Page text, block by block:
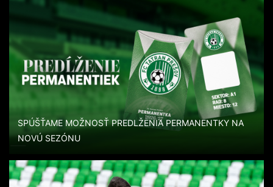
SPÚŠŤAME MOŽNOSŤ PREDLŽENIA PERMANENTKY NA
NOVÚ SEZÓNU